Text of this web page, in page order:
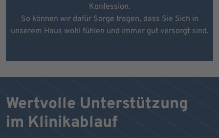
Konfession.
So können wir dafür Sorge tragen, dass Sie Sich in
unserem Haus wohl fühlen und immer gut versorgt sind.
Wertvolle Unterstützung
im Klinikablauf